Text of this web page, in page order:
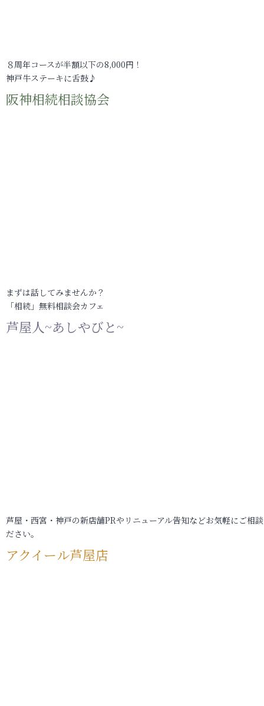
８周年コースが半額以下の8,000円！
神戸牛ステーキに舌鼓♪
阪神相続相談協会
まずは話してみませんか？
「相続」無料相談会カフェ
芦屋人~あしやびと~
芦屋・西宮・神戸の新店舗PRやリニューアル告知などお気軽にご相
ださい。
アクイール芦屋店